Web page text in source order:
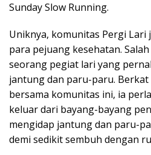
Sunday Slow Running.
Uniknya, komunitas Pergi Lari
para pejuang kesehatan.
seorang pegiat lari yang
jantung dan paru-paru.
bersama komunitas ini, ia
keluar dari bayang-bayang
mengidap jantung dan paru-
demi sedikit sembuh dengan